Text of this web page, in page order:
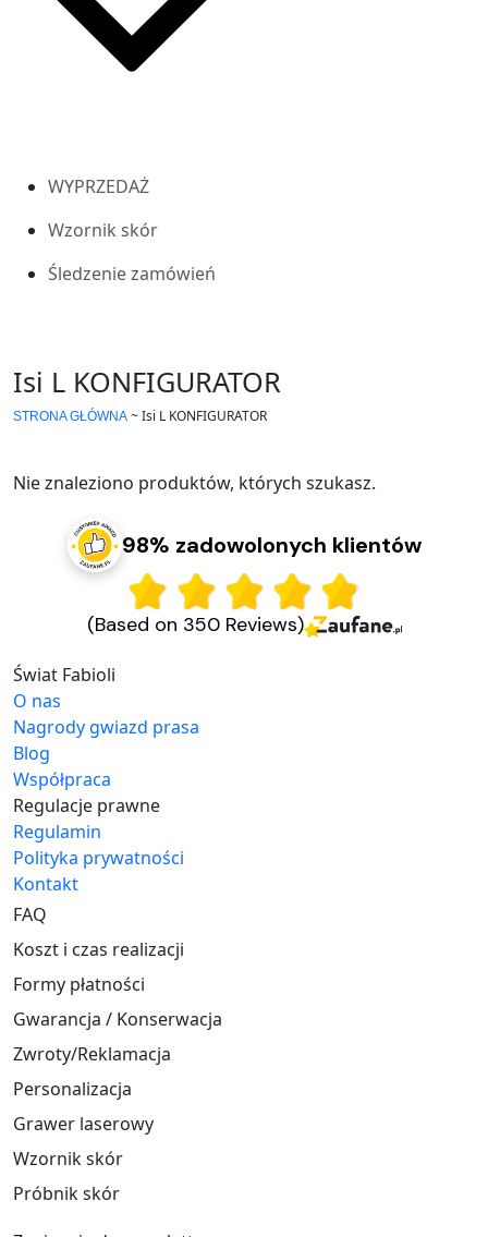
WYPRZEDAŻ
Wzornik skór
Śledzenie zamówień
Isi L KONFIGURATOR
STRONA GŁÓWNA ~Isi L KONFIGURATOR
Nie znaleziono produktów, których szukasz.
98% zadowolonych klientów
(Based on 350 Reviews)
Świat Fabioli
O nas
Nagrody gwiazd prasa
Blog
Współpraca
Regulacje prawne
Regulamin
Polityka prywatności
Kontakt
FAQ
Koszt i czas realizacji
Formy płatności
Gwarancja / Konserwacja
Zwroty/Reklamacja
Personalizacja
Grawer laserowy
Wzornik skór
Próbnik skór